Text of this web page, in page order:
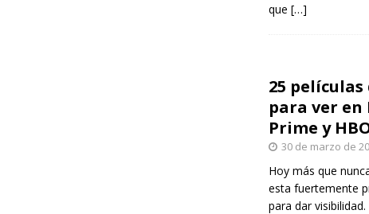
que […]
25
para ver
Prime y
30 de marzo de
Hoy más que
esta fuertemente
para dar